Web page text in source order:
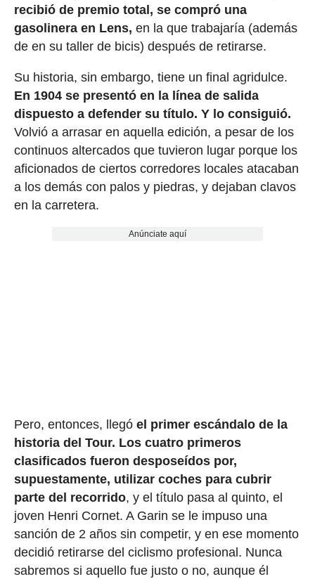
recibió de premio total, se compró una
gasolinera en Lens, en la que trabajaría (además
de en su taller de bicis) después de retirarse.
Su historia, sin embargo, tiene un final agridulce.
En 1904 se presentó en la línea de salida
dispuesto a defender su título. Y lo consiguió.
Volvió a arrasar en aquella edición, a pesar de los
continuos altercados que tuvieron lugar porque los
aficionados de ciertos corredores locales atacaban
a los demás con palos y piedras, y dejaban clavos
en la carretera.
Anúnciate aquí
Pero, entonces, llegó el primer escándalo de la
historia del Tour. Los cuatro primeros
clasificados fueron desposeídos por,
supuestamente, utilizar coches para cubrir
parte del recorrido, y el título pasa al quinto, el
joven Henri Cornet. A Garin se le impuso una
sanción de 2 años sin competir, y en ese momento
decidió retirarse del ciclismo profesional. Nunca
sabremos si aquello fue justo o no, aunque él